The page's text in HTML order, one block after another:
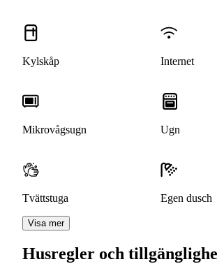
Kylskåp Internet
Mikrovågsugn Ugn
Tvättstuga Egen dusch
Visa mer
Husregler och